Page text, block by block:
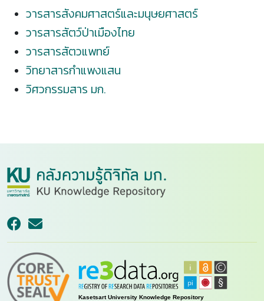
วารสารสังคมศาสตร์และมนุษยศาสตร์
วารสารสัตว์ป่าเมืองไทย
วารสารสัตวแพทย์
วิทยาสารกำแพงแสน
วิศวกรรมสาร มก.